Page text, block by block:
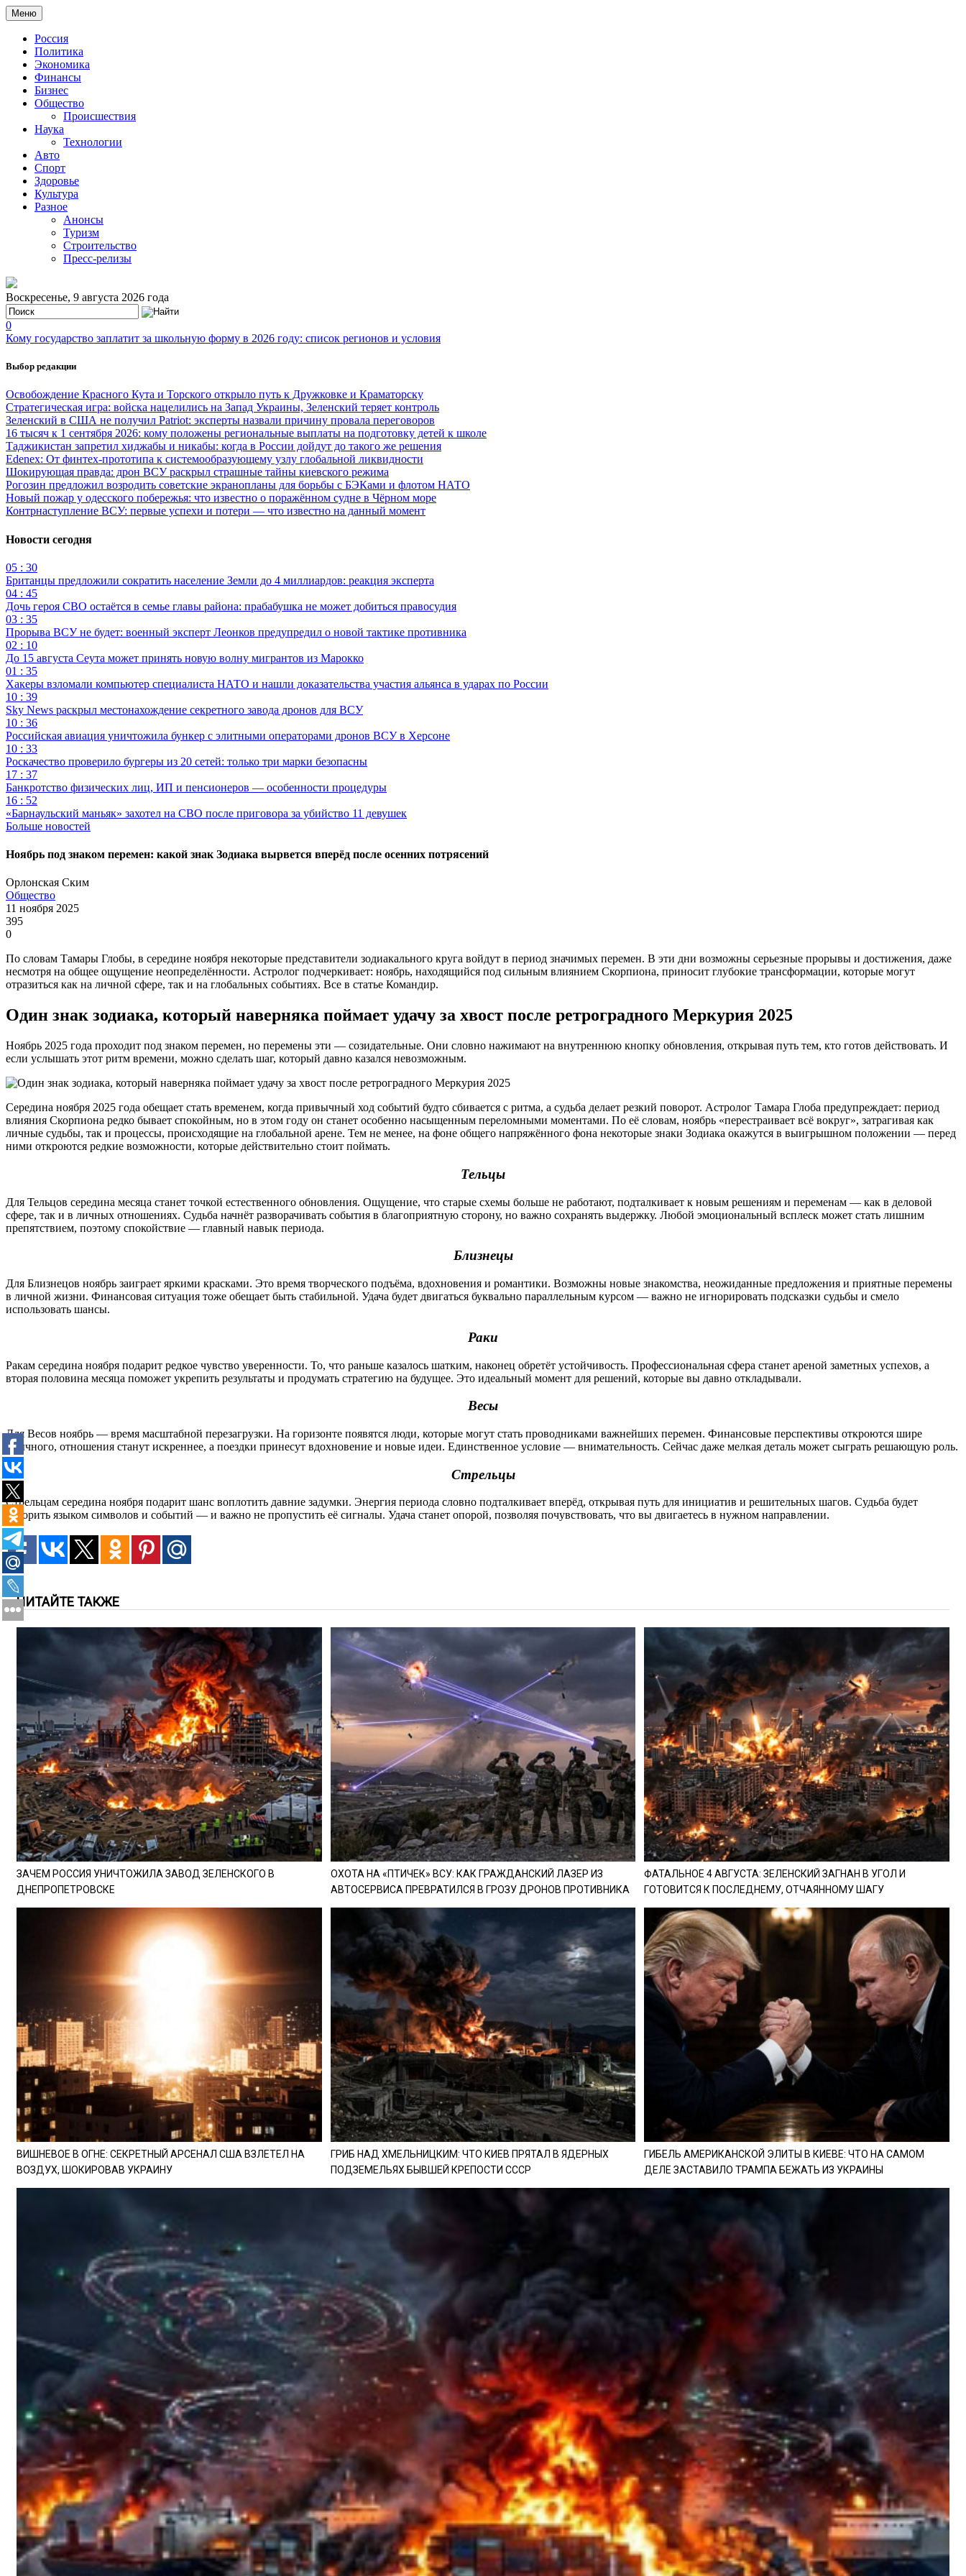
Меню
Россия
Политика
Экономика
Финансы
Бизнес
Общество
Происшествия
Наука
Технологии
Авто
Спорт
Здоровье
Культура
Разное
Анонсы
Туризм
Строительство
Пресс-релизы
Воскресенье, 9 августа 2026 года
0
Кому государство заплатит за школьную форму в 2026 году: список регионов и условия
Выбор редакции
Освобождение Красного Кута и Торского открыло путь к Дружковке и Краматорску
Стратегическая игра: войска нацелились на Запад Украины, Зеленский теряет контроль
Зеленский в США не получил Patriot: эксперты назвали причину провала переговоров
16 тысяч к 1 сентября 2026: кому положены региональные выплаты на подготовку детей к школе
Таджикистан запретил хиджабы и никабы: когда в России дойдут до такого же решения
Edenex: От финтех-прототипа к системообразующему узлу глобальной ликвидности
Шокирующая правда: дрон ВСУ раскрыл страшные тайны киевского режима
Рогозин предложил возродить советские экранопланы для борьбы с БЭКами и флотом НАТО
Новый пожар у одесского побережья: что известно о поражённом судне в Чёрном море
Контрнаступление ВСУ: первые успехи и потери — что известно на данный момент
Новости сегодня
05 : 30
Британцы предложили сократить население Земли до 4 миллиардов: реакция эксперта
04 : 45
Дочь героя СВО остаётся в семье главы района: прабабушка не может добиться правосудия
03 : 35
Прорыва ВСУ не будет: военный эксперт Леонков предупредил о новой тактике противника
02 : 10
До 15 августа Сеута может принять новую волну мигрантов из Марокко
01 : 35
Хакеры взломали компьютер специалиста НАТО и нашли доказательства участия альянса в ударах по России
10 : 39
Sky News раскрыл местонахождение секретного завода дронов для ВСУ
10 : 36
Российская авиация уничтожила бункер с элитными операторами дронов ВСУ в Херсоне
10 : 33
Роскачество проверило бургеры из 20 сетей: только три марки безопасны
17 : 37
Банкротство физических лиц, ИП и пенсионеров — особенности процедуры
16 : 52
«Барнаульский маньяк» захотел на СВО после приговора за убийство 11 девушек
Больше новостей
Ноябрь под знаком перемен: какой знак Зодиака вырвется вперёд после осенних потрясений
Орлонская Ским
Общество
11 ноября 2025
395
0
По словам Тамары Глобы, в середине ноября некоторые представители зодиакального круга войдут в период значимых перемен. В эти дни возможны серьезные прорывы и достижения, даже
несмотря на общее ощущение неопределённости. Астролог подчеркивает: ноябрь, находящийся под сильным влиянием Скорпиона, приносит глубокие трансформации, которые могут
отразиться как на личной сфере, так и на глобальных событиях. Все в статье Командир.
Один знак зодиака, который наверняка поймает удачу за хвост после ретроградного Меркурия 2025
Ноябрь 2025 года проходит под знаком перемен, но перемены эти — созидательные. Они словно нажимают на внутреннюю кнопку обновления, открывая путь тем, кто готов действовать. И
если услышать этот ритм времени, можно сделать шаг, который давно казался невозможным.
Середина ноября 2025 года обещает стать временем, когда привычный ход событий будто сбивается с ритма, а судьба делает резкий поворот. Астролог Тамара Глоба предупреждает: период
влияния Скорпиона редко бывает спокойным, но в этом году он станет особенно насыщенным переломными моментами. По её словам, ноябрь «перестраивает всё вокруг», затрагивая как
личные судьбы, так и процессы, происходящие на глобальной арене. Тем не менее, на фоне общего напряжённого фона некоторые знаки Зодиака окажутся в выигрышном положении — перед
ними откроются редкие возможности, которые действительно стоит поймать.
Тельцы
Для Тельцов середина месяца станет точкой естественного обновления. Ощущение, что старые схемы больше не работают, подталкивает к новым решениям и переменам — как в деловой
сфере, так и в личных отношениях. Судьба начнёт разворачивать события в благоприятную сторону, но важно сохранять выдержку. Любой эмоциональный всплеск может стать лишним
препятствием, поэтому спокойствие — главный навык периода.
Близнецы
Для Близнецов ноябрь заиграет яркими красками. Это время творческого подъёма, вдохновения и романтики. Возможны новые знакомства, неожиданные предложения и приятные перемены
в личной жизни. Финансовая ситуация тоже обещает быть стабильной. Удача будет двигаться буквально параллельным курсом — важно не игнорировать подсказки судьбы и смело
использовать шансы.
Раки
Ракам середина ноября подарит редкое чувство уверенности. То, что раньше казалось шатким, наконец обретёт устойчивость. Профессиональная сфера станет ареной заметных успехов, а
вторая половина месяца поможет укрепить результаты и продумать стратегию на будущее. Это идеальный момент для решений, которые вы давно откладывали.
Весы
Для Весов ноябрь — время масштабной перезагрузки. На горизонте появятся люди, которые могут стать проводниками важнейших перемен. Финансовые перспективы откроются шире
обычного, отношения станут искреннее, а поездки принесут вдохновение и новые идеи. Единственное условие — внимательность. Сейчас даже мелкая деталь может сыграть решающую роль.
Стрельцы
Стрельцам середина ноября подарит шанс воплотить давние задумки. Энергия периода словно подталкивает вперёд, открывая путь для инициатив и решительных шагов. Судьба будет
говорить языком символов и событий — и важно не пропустить её сигналы. Удача станет опорой, позволяя почувствовать, что вы двигаетесь в нужном направлении.
ЧИТАЙТЕ ТАКЖЕ
ЗАЧЕМ РОССИЯ УНИЧТОЖИЛА ЗАВОД ЗЕЛЕНСКОГО В
ДНЕПРОПЕТРОВСКЕ
ОХОТА НА «ПТИЧЕК» ВСУ: КАК ГРАЖДАНСКИЙ ЛАЗЕР ИЗ
АВТОСЕРВИСА ПРЕВРАТИЛСЯ В ГРОЗУ ДРОНОВ ПРОТИВНИКА
ФАТАЛЬНОЕ 4 АВГУСТА: ЗЕЛЕНСКИЙ ЗАГНАН В УГОЛ И
ГОТОВИТСЯ К ПОСЛЕДНЕМУ, ОТЧАЯННОМУ ШАГУ
ВИШНЕВОЕ В ОГНЕ: СЕКРЕТНЫЙ АРСЕНАЛ США ВЗЛЕТЕЛ НА
ВОЗДУХ, ШОКИРОВАВ УКРАИНУ
ГРИБ НАД ХМЕЛЬНИЦКИМ: ЧТО КИЕВ ПРЯТАЛ В ЯДЕРНЫХ
ПОДЗЕМЕЛЬЯХ БЫВШЕЙ КРЕПОСТИ СССР
ГИБЕЛЬ АМЕРИКАНСКОЙ ЭЛИТЫ В КИЕВЕ: ЧТО НА САМОМ
ДЕЛЕ ЗАСТАВИЛО ТРАМПА БЕЖАТЬ ИЗ УКРАИНЫ